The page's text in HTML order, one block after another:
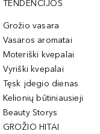
TENDENCIJOS
Grožio vasara
Vasaros aromatai
Moteriški kvepalai
Vyriški kvepalai
Tęsk įdegio dienas
Kelionių būtiniausieji
Beauty Storys
GROŽIO HITAI